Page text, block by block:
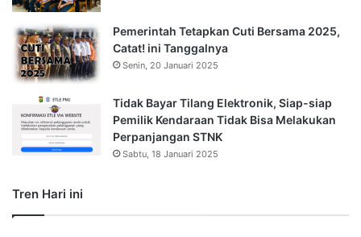
Pemerintah Tetapkan Cuti Bersama 2025,
Catat! ini Tanggalnya
Senin, 20 Januari 2025
Tidak Bayar Tilang Elektronik, Siap-siap
Pemilik Kendaraan Tidak Bisa Melakukan
Perpanjangan STNK
Sabtu, 18 Januari 2025
Tren Hari ini